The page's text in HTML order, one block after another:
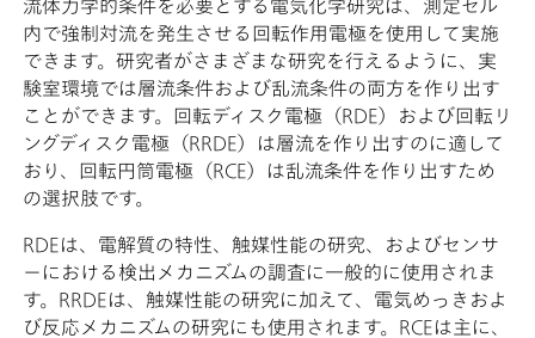
流体力学的条件を必要とする電気化学研究は、測定セル
内で強制対流を発生させる回転作用電極を使用して実施
できます。研究者がさまざまな研究を行えるように、実
験室環境では層流条件および乱流条件の両方を作り出す
ことができます。回転ディスク電極（RDE）および回転リ
ングディスク電極（RRDE）は層流を作り出すのに適して
おり、回転円筒電極（RCE）は乱流条件を作り出すため
の選択肢です。
RDEは、電解質の特性、触媒性能の研究、およびセンサ
ーにおける検出メカニズムの調査に一般的に使用されま
す。RRDEは、触媒性能の研究に加えて、電気めっきおよ
び反応メカニズムの研究にも使用されます。RCEは主に、